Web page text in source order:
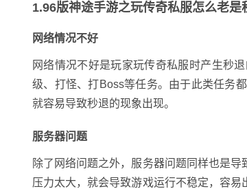
1.96版神途手游之玩传奇私服怎么老是
网络情况不好
网络情况不好是玩家玩传奇私服时产生秒
级、打怪、打Boss等任务。由于此类任务
就容易导致秒退的现象出现。
服务器问题
除了网络问题之外，服务器问题同样也是
压力太大，就会导致游戏运行不稳定，容